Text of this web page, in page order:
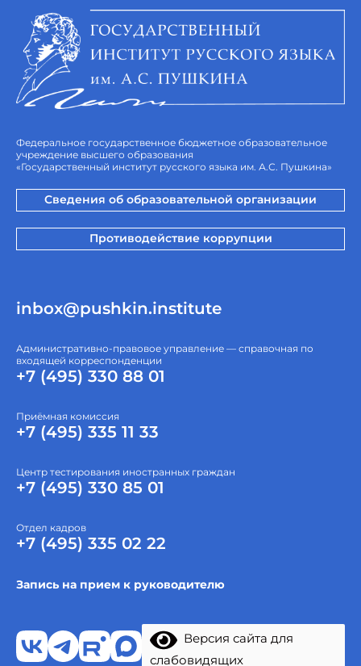
Федеральное государственное бюджетное образовательное
учреждение высшего образования
«Государственный институт русского языка им. А.С. Пушкина»
Сведения об образовательной организации
Противодействие коррупции
inbox@pushkin.institute
Административно-правовое управление — справочная по
входящей корреспонденции
+7 (495) 330 88 01
Приёмная комиссия
+7 (495) 335 11 33
Центр тестирования иностранных граждан
+7 (495) 330 85 01
Отдел кадров
+7 (495) 335 02 22
Запись на прием к руководителю
Версия сайта для
слабовидящих